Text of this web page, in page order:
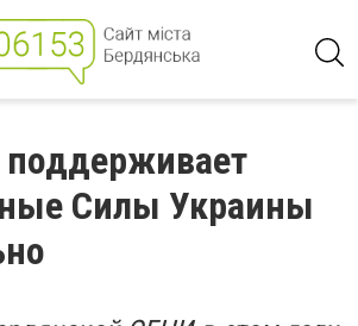
Силы Украины